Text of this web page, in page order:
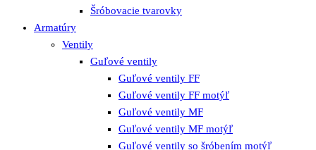
Šróbovacie tvarovky
Armatúry
Ventily
Guľové ventily
Guľové ventily FF
Guľové ventily FF motýľ
Guľové ventily MF
Guľové ventily MF motýľ
Guľové ventily so šróbením motýľ